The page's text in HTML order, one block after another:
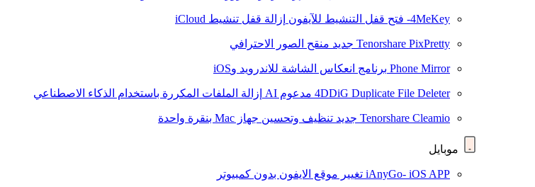
4MeKey- فتح قفل التنشيط للآيفون إزالة قفل تنشيط iCloud
Tenorshare PixPretty جديد منقح الصور الاحترافي
Phone Mirror برنامج انعكاس الشاشة للاندرويد وiOS
4DDiG Duplicate File Deleter مدعوم AI إزالة الملفات المكررة باستخدام الذكاء الاصطناعي
Tenorshare Cleamio جديد تنظيف وتحسين جهاز Mac بنقرة واحدة
موبايل
iAnyGo- iOS APP تغيير موقع الايفون بدون كمبيوتر